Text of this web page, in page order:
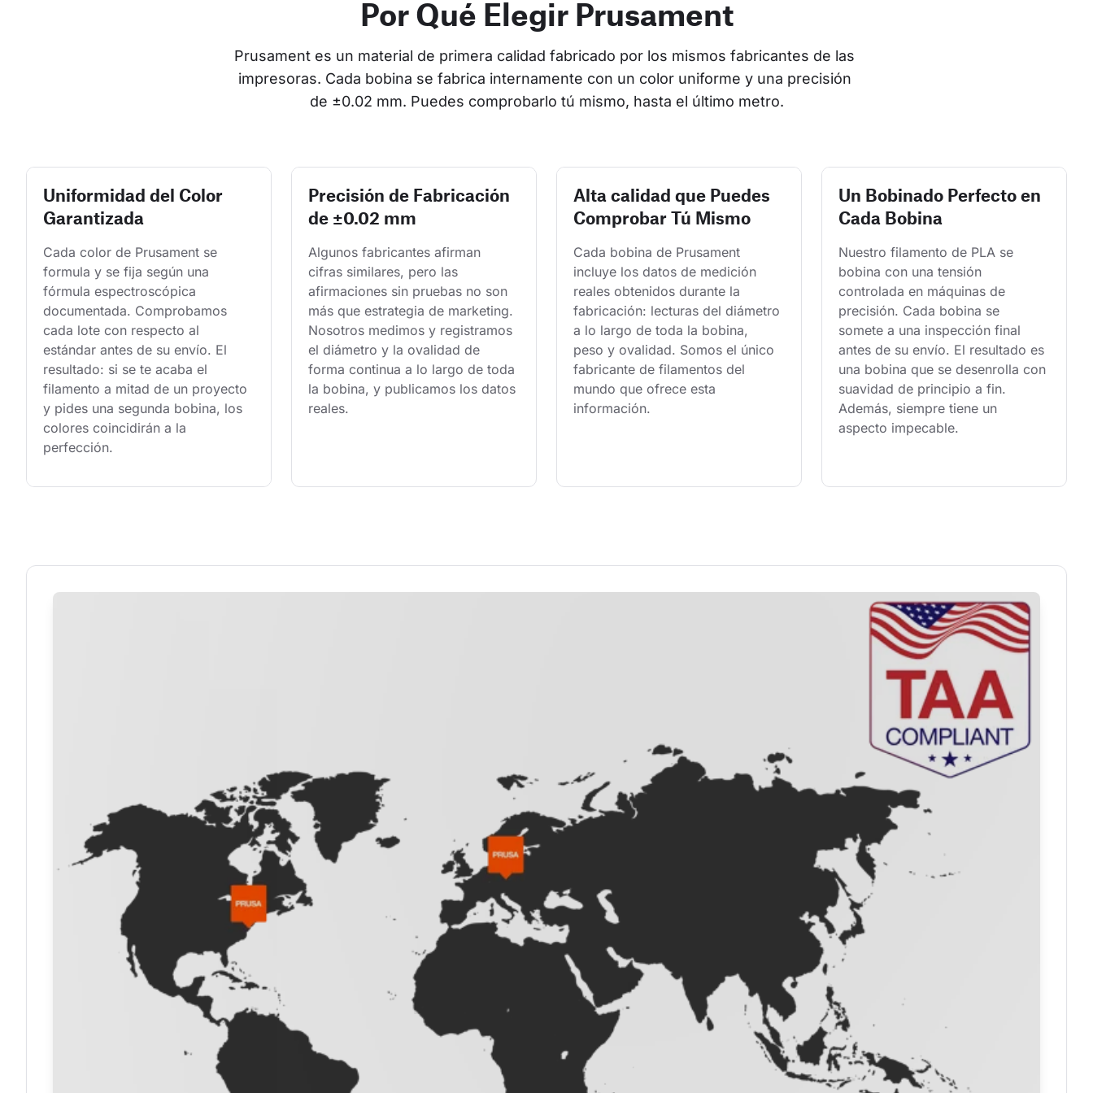
Por Qué Elegir Prusament
Prusament es un material de primera calidad fabricado por los mismos fabricantes de las
impresoras. Cada bobina se fabrica internamente con un color uniforme y una precisión
de ±0.02 mm. Puedes comprobarlo tú mismo, hasta el último metro.
Uniformidad del Color
Garantizada
Cada color de Prusament se
formula y se fija según una
fórmula espectroscópica
documentada. Comprobamos
cada lote con respecto al
estándar antes de su envío. El
resultado: si se te acaba el
filamento a mitad de un proyecto
y pides una segunda bobina, los
colores coincidirán a la
perfección.
Precisión de Fabricación
de ±0.02 mm
Algunos fabricantes afirman
cifras similares, pero las
afirmaciones sin pruebas no son
más que estrategia de marketing.
Nosotros medimos y registramos
el diámetro y la ovalidad de
forma continua a lo largo de toda
la bobina, y publicamos los datos
reales.
Alta calidad que Puedes
Comprobar Tú Mismo
Cada bobina de Prusament
incluye los datos de medición
reales obtenidos durante la
fabricación: lecturas del diámetro
a lo largo de toda la bobina,
peso y ovalidad. Somos el único
fabricante de filamentos del
mundo que ofrece esta
información.
Un Bobinado Perfecto en
Cada Bobina
Nuestro filamento de PLA se
bobina con una tensión
controlada en máquinas de
precisión. Cada bobina se
somete a una inspección final
antes de su envío. El resultado es
una bobina que se desenrolla con
suavidad de principio a fin.
Además, siempre tiene un
aspecto impecable.